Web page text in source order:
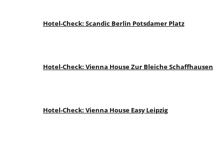
Hotel-Check: Scandic Berlin Potsdamer Platz
Hotel-Check: Vienna House Zur Bleiche Schaffhausen
Hotel-Check: Vienna House Easy Leipzig